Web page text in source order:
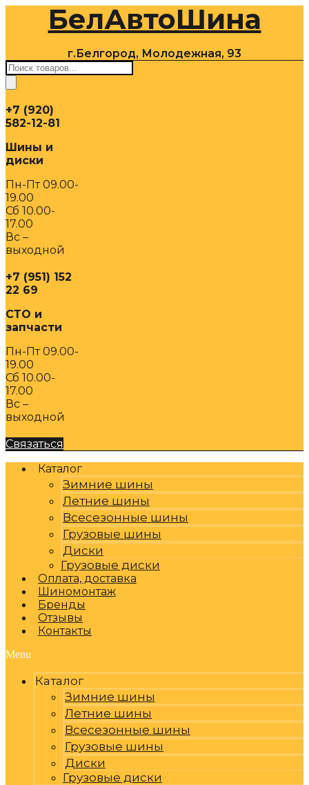
содержимомуБелАвтоШина
г.Белгород, Молодежная, 93
Поиск
товаров
+7 (920)
582-12-81
Шины и
диски
Пн-Пт 09.00-
19.00
Сб 10.00-
17.00
Вс –
выходной
+7 (951) 152
22 69
СТО и
запчасти
Пн-Пт 09.00-
19.00
Сб 10.00-
17.00
Вс –
выходной
Связаться
Каталог
Зимние шины
Летние шины
Всесезонные шины
Грузовые шины
Диски
Грузовые диски
Оплата, доставка
Шиномонтаж
Бренды
Отзывы
Контакты
Menu
Каталог
Зимние шины
Летние шины
Всесезонные шины
Грузовые шины
Диски
Грузовые диски